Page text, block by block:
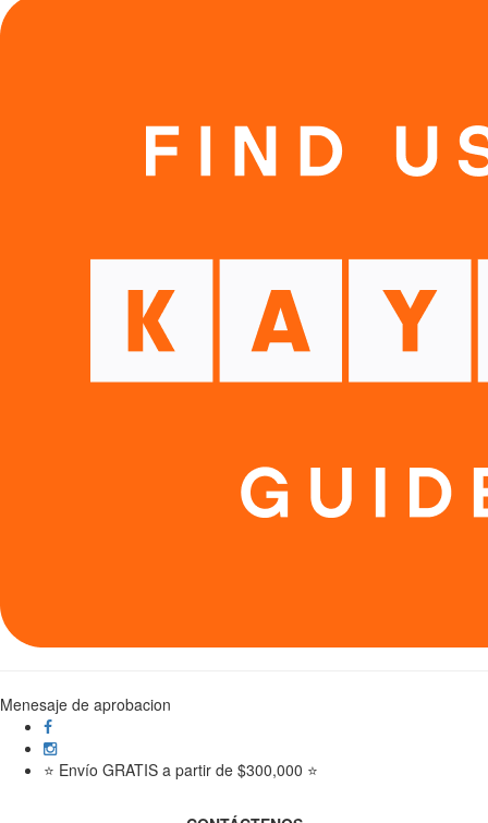
Menesaje de aprobacion
⭐ Envío GRATIS a partir de $300,000 ⭐